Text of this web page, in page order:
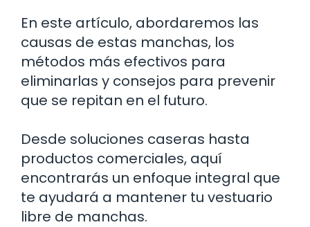
En este artículo, abordaremos las
causas de estas manchas, los
métodos más efectivos para
eliminarlas y consejos para prevenir
que se repitan en el futuro.
Desde soluciones caseras hasta
productos comerciales, aquí
encontrarás un enfoque integral que
te ayudará a mantener tu vestuario
libre de manchas.